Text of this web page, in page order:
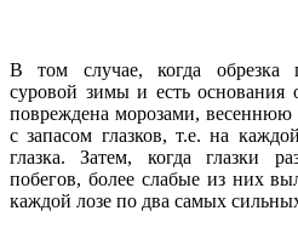
В том случае, когда обрезка
суровой зимы и есть основания
повреждена морозами, весеннюю
с запасом глазков, т.е. на
глазка. Затем, когда глазки
побегов, более слабые из них
каждой лозе по два самых